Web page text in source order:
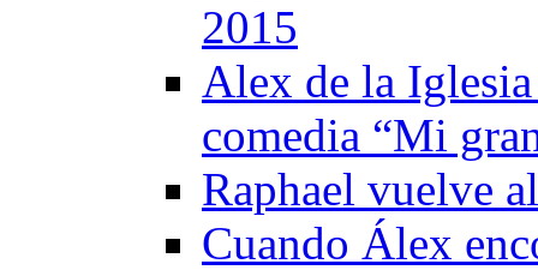
2015
Alex de la Iglesia
comedia “Mi
Raphael vuelve
Cuando Álex